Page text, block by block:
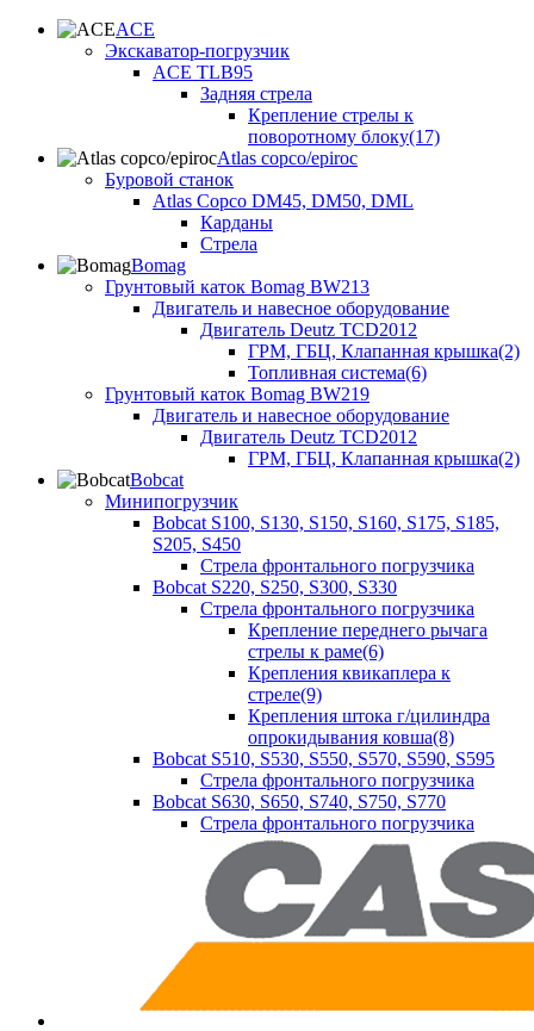
ACE
Экскаватор-погрузчик
ACE TLB95
Задняя стрела
Крепление стрелы к
поворотному блоку(17)
Atlas copco/epiroc
Буровой станок
Atlas Copco DM45, DM50, DML
Карданы
Стрела
Bomag
Грунтовый каток Bomag BW213
Двигатель и навесное оборудование
Двигатель Deutz TCD2012
ГРМ, ГБЦ, Клапанная крышка(2)
Топливная система(6)
Грунтовый каток Bomag BW219
Двигатель и навесное оборудование
Двигатель Deutz TCD2012
ГРМ, ГБЦ, Клапанная крышка(2)
Bobcat
Минипогрузчик
Bobcat S100, S130, S150, S160, S175, S185,
S205, S450
Стрела фронтального погрузчика
Bobcat S220, S250, S300, S330
Стрела фронтального погрузчика
Крепление переднего рычага
стрелы к раме(6)
Крепления квикаплера к
стреле(9)
Крепления штока г/цилиндра
опрокидывания ковша(8)
Bobcat S510, S530, S550, S570, S590, S595
Стрела фронтального погрузчика
Bobcat S630, S650, S740, S750, S770
Стрела фронтального погрузчика